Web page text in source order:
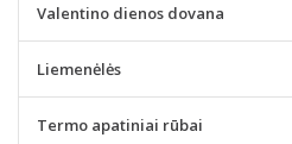
Valentino dienos dovana
Liemenėlės
Termo apatiniai rūbai